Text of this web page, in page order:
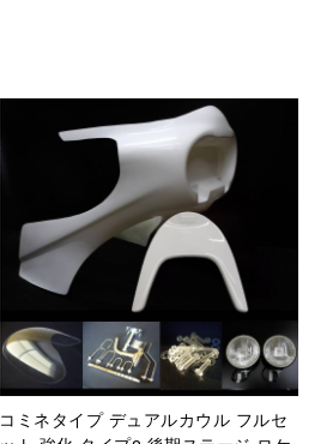
コミネタイプ デュアルカウル フルセ